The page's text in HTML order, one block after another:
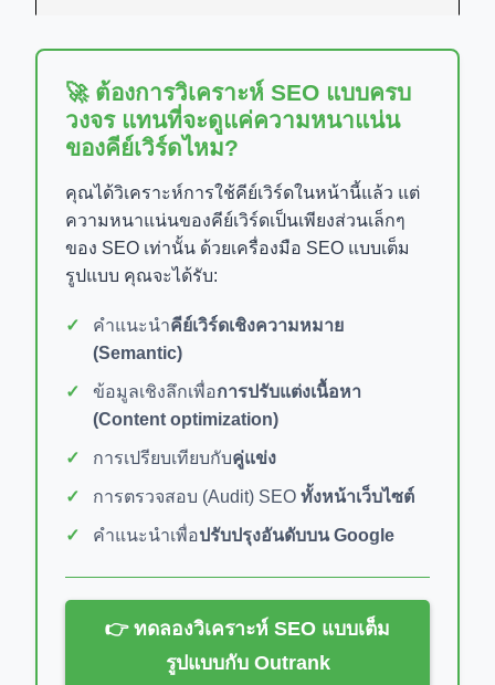
🚀 ต้องการวิเคราะห์ SEO แบบครบ
วงจร แทนที่จะดูแค่ความหนาแน่น
ของคีย์เวิร์ดไหม?
คุณได้วิเคราะห์การใช้คีย์เวิร์ดในหน้านี้แล้ว แต่
ความหนาแน่นของคีย์เวิร์ดเป็นเพียงส่วนเล็กๆ
ของ SEO เท่านั้น ด้วยเครื่องมือ SEO แบบเต็ม
รูปแบบ คุณจะได้รับ:
คำแนะนำคีย์เวิร์ดเชิงความหมาย
(Semantic)
ข้อมูลเชิงลึกเพื่อการปรับแต่งเนื้อหา
(Content optimization)
การเปรียบเทียบกับคู่แข่ง
การตรวจสอบ (Audit) SEO ทั้งหน้าเว็บไซต์
คำแนะนำเพื่อปรับปรุงอันดับบน Google
👉 ทดลองวิเคราะห์ SEO แบบเต็ม
รูปแบบกับ Outrank